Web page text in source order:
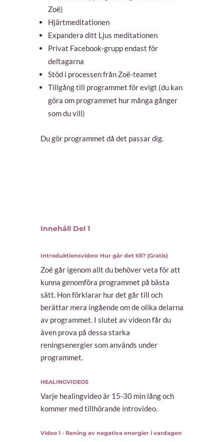
Zoë)
Hjärtmeditationen
Expandera ditt Ljus meditationen
Privat Facebook-grupp endast för
deltagarna
Stöd i processen från Zoë-teamet
Tillgång till programmet för evigt (du kan
göra om programmet hur många gånger
som du vill)
Du gör programmet då det passar dig.
Innehåll Del 1
Introduktionsvideo: Hur går det till? (Gratis)
Zoë går igenom allt du behöver veta för att
kunna genomföra programmet på bästa
sätt. Hon förklarar hur det går till och
berättar mera ingående om de olika delarna
av programmet. I slutet av videon får du
även prova på dessa starka
reningsenergier som används under
programmet.
HEALINGVIDEOS
Varje healingvideo är 15-30 min lång och
kommer med tillhörande introvideo.
Video 1 - Rening av negativa energier i vardagen